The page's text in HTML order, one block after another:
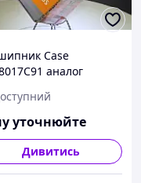
Case
аналог
уточнюйте
Дивитись